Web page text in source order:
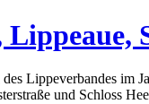
Lippeverbandes im
und Schloss